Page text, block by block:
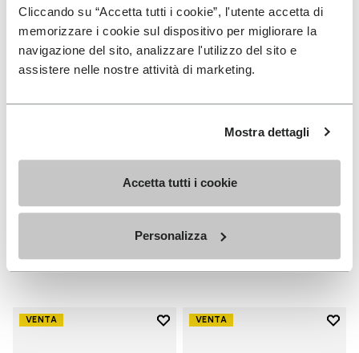
Cliccando su “Accetta tutti i cookie”, l'utente accetta di
memorizzare i cookie sul dispositivo per migliorare la
navigazione del sito, analizzare l'utilizzo del sito e
assistere nelle nostre attività di marketing.
Mostra dettagli
Accetta tutti i cookie
Personalizza
REBAJAS
One Quarter Lona
+ 2 colores
€to
50,00
€
One Quarter Lona
+ 2 colores
Price reduced from
100,00
€to
€
VENTA
Add to wishlist
VENTA
Add